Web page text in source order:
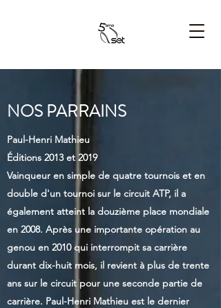
NOS PARRAINS
Paul-Henri Mathieu
Éditions 2013 et 2019
Vainqueur en simple de quatre tournois et en
double d'un tournoi sur le circuit ATP, il a
également atteint la douzième place mondiale
en 2008. Après une importante opération au
genou en 2010 qui interrompit sa carrière
durant dix-huit mois, il revient à plus de trente
ans sur le circuit pour une seconde partie de
carrière. Paul-Henri Mathieu est le dernier